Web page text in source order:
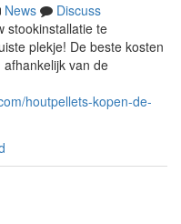
News
Discuss
stookinstallatie te
plekje! De beste kosten
van de
houtpellets-kopen-de-